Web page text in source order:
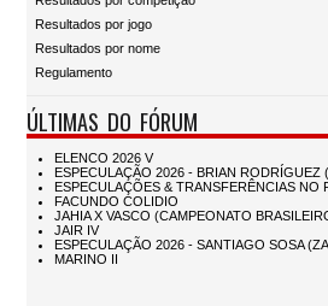
Resultados por jogo
Resultados por nome
Regulamento
ÚLTIMAS DO FÓRUM